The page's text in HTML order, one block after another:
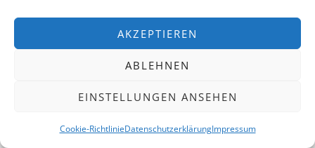
AKZEPTIEREN
ABLEHNEN
EINSTELLUNGEN ANSEHEN
Cookie-RichtlinieDatenschutzerklärungImpressum